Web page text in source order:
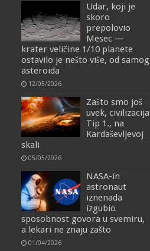
Udar, koji je
skoro
prepolovio
Mesec —
krater veličine 1/10 planete
ostavilo je nešto više, od samog
asteroida
12/05/2026
Zašto smo još
uvek, civilizacija
Tip 1., na
Kardaševljevoj
skali
05/05/2026
NASA-in
astronaut
iznenada
izgubio
sposobnost govora u svemiru,
a lekari ne znaju zašto
01/04/2026